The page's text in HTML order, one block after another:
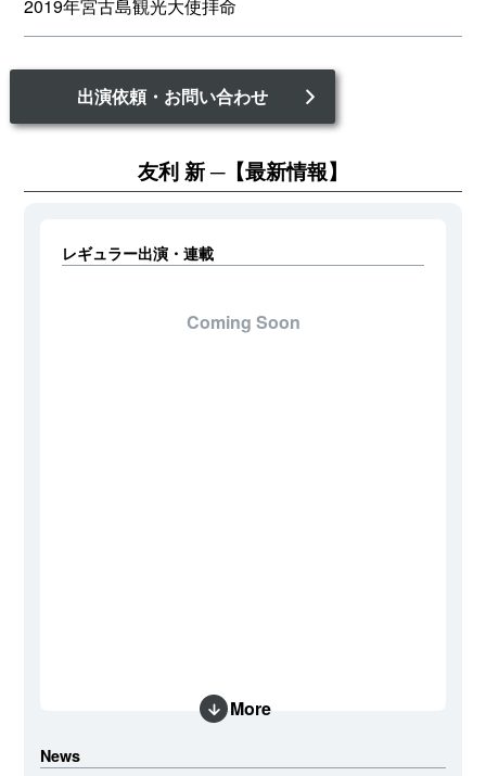
2019年宮古島観光大使拝命
出演依頼・お問い合わせ
友利 新 【最新情報】
レギュラー出演・連載
Coming Soon
More
News